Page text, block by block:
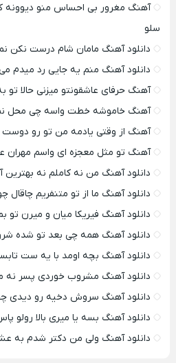
آهنگ مغرور بی احساس منو دیوونه
سلو
دانلود آهنگ مامان شام درست نکن
دانلود آهنگ منم یه جایی رد میدم می
آهنگ حرفای عاشقونتو میزنی حالا تو
آهنگ خاموشه خطت واسه چی محل
آهنگ از وقتی یادمه من تو رو دوست
آهنگ تو مثل معجزه ای واسم مهران
دانلود آهنگ من نه کاملم نه بهترین
دانلود آهنگ ما از تو متنفریم
دانلود آهنگ فیریکا میان و میرن تو
دانلود آهنگ همه چی بعد تو شده
دانلود آهنگ بچه اومد با یه ست
دانلود آهنگ مشروب خوردی پسر نه
دانلود آهنگ سروش دخیه رو دیدی
دانلود آهنگ بسه یا میری بالا رولو
دانلود آهنگ ولی من دکتر شدم به